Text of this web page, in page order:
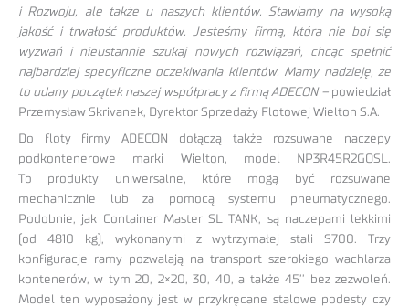
i Rozwoju, ale także u naszych klientów. Stawiamy na wysoką
jakość i trwałość produktów. Jesteśmy firmą, która nie boi się
wyzwań i nieustannie szukaj nowych rozwiązań, chcąc spełnić
najbardziej specyficzne oczekiwania klientów. Mamy nadzieję, że
to udany początek naszej współpracy z firmą ADECON –powiedział
Przemysław Skrivanek, Dyrektor Sprzedaży Flotowej Wielton S.A.
Do floty firmy ADECON dołączą także rozsuwane naczepy
podkontenerowe marki Wielton, model NP3R45R2GOSL.
To produkty uniwersalne, które mogą być rozsuwane
mechanicznie lub za pomocą systemu pneumatycznego.
Podobnie, jak Container Master SL TANK, są naczepami lekkimi
(od 4810 kg), wykonanymi z wytrzymałej stali S700. Trzy
konfiguracje ramy pozwalają na transport szerokiego wachlarza
kontenerów, w tym 20, 2×20, 30, 40, a także 45’’ bez zezwoleń.
Model ten wyposażony jest w przykręcane stalowe podesty czy